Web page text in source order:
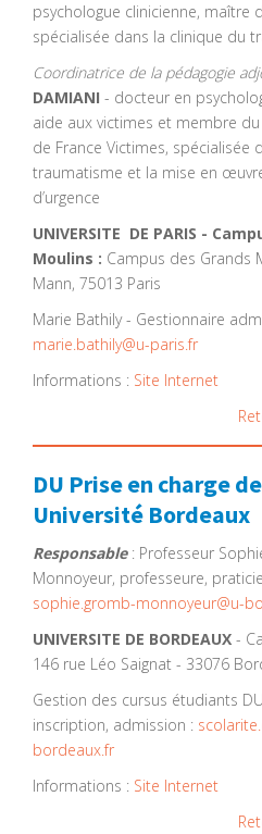
psychologue clinicienne, maître
spécialisée dans la clinique du
Coordinatrice de la pédagogie
DAMIANI - docteur en
aide aux victimes et membre
de France Victimes, spécialisée
traumatisme et la mise en
d’urgence
UNIVERSITE DE PARIS -
Moulins : Campus des Grands
Mann, 75013 Paris
Marie Bathily - Gestionnaire
marie.bathily@u-paris.fr
Informations : Site Internet
DU Prise en charge
Université Bordeaux
Responsable: Professeur
Monnoyeur, professeure,
sophie.gromb-monnoyeur@u-
UNIVERSITE DE BORDEAUX -
146 rue Léo Saignat - 33076
Gestion des cursus étudiants
inscription, admission :
bordeaux.fr
Informations : Site Internet